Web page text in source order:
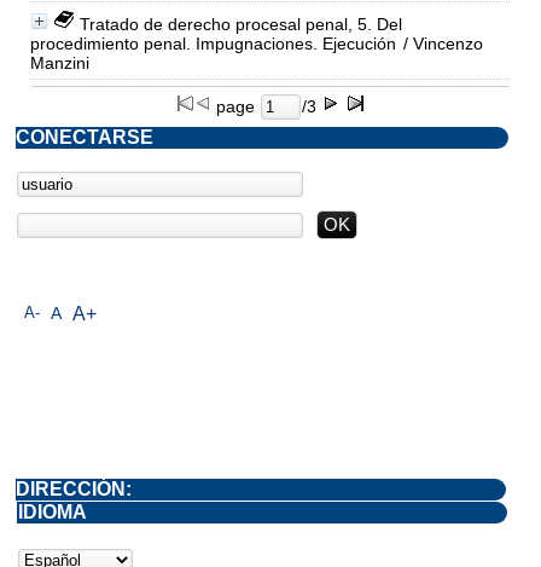
Tratado de derecho procesal penal, 5. Del
procedimiento penal. Impugnaciones. Ejecución / Vincenzo
Manzini
page /3
A- A A+
CONECTARSE
DIRECCIÓN:
IDIOMA